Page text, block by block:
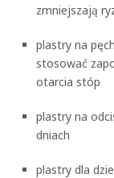
zmniejszają
plastry na
stosować
otarcia stóp
plastry na
dniach
plastry dla